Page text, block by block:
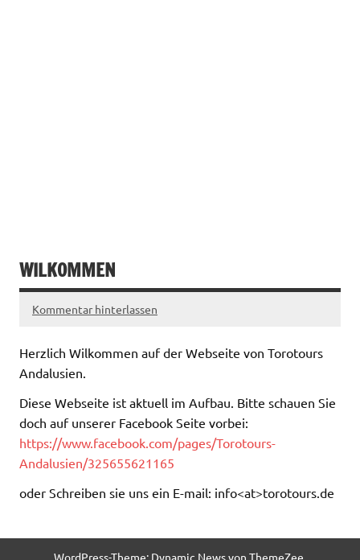
WILKOMMEN
Kommentar hinterlassen
Herzlich Wilkommen auf der Webseite von Torotours
Andalusien.
Diese Webseite ist aktuell im Aufbau. Bitte schauen Sie
doch auf unserer Facebook Seite vorbei:
https://www.facebook.com/pages/Torotours-
Andalusien/325655621165
oder Schreiben sie uns ein E-mail: info<at>torotours.de
WordPress-Theme: Dynamic News von ThemeZee.